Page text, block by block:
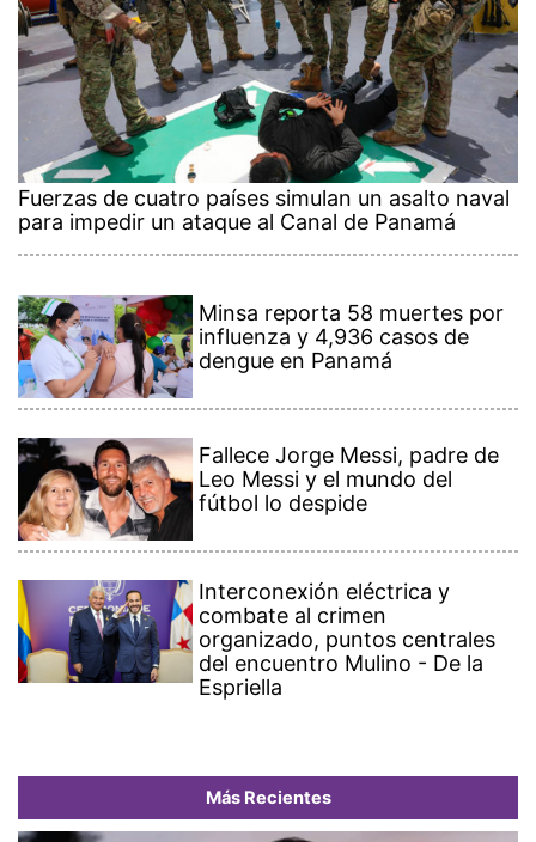
Fuerzas de cuatro países simulan un asalto naval
para impedir un ataque al Canal de Panamá
Minsa reporta 58 muertes por
influenza y 4,936 casos de
dengue en Panamá
Fallece Jorge Messi, padre de
Leo Messi y el mundo del
fútbol lo despide
Interconexión eléctrica y
combate al crimen
organizado, puntos centrales
del encuentro Mulino - De la
Espriella
Más Recientes